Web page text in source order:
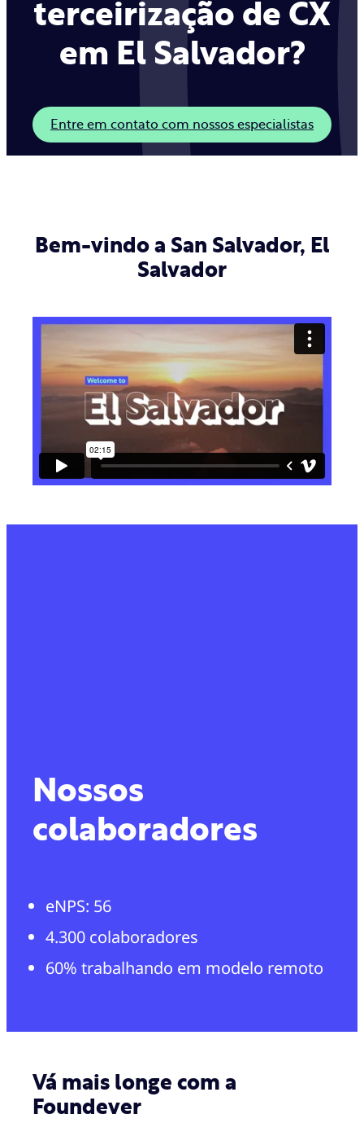
terceirização de CX
em El Salvador?
Entre em contato com nossos especialistas
Bem-vindo a San Salvador, El
Salvador
Nossos
colaboradores
eNPS: 56
4.300 colaboradores
60% trabalhando em modelo remoto
Vá mais longe com a
Foundever